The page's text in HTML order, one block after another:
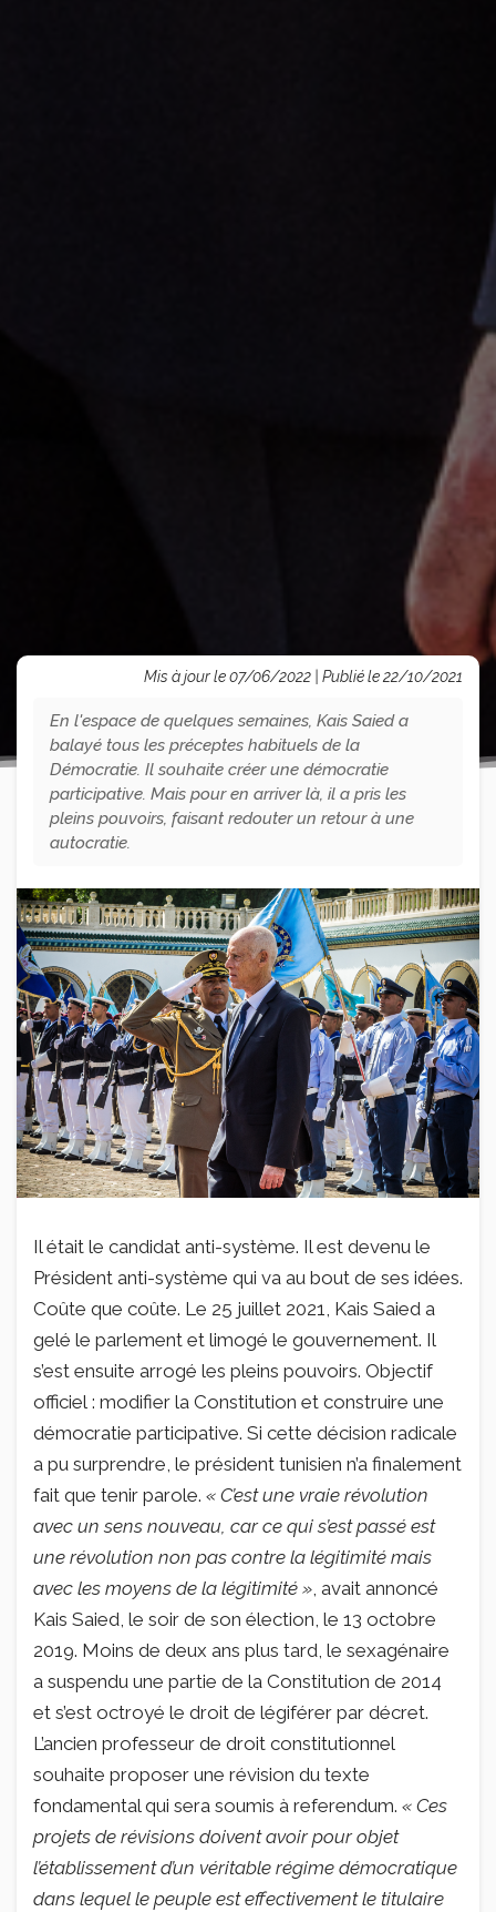
Mis à jour le 07/06/2022 | Publié le 22/10/2021
En l'espace de quelques semaines, Kais Saied a
balayé tous les préceptes habituels de la
Démocratie. Il souhaite créer une démocratie
participative. Mais pour en arriver là, il a pris les
pleins pouvoirs, faisant redouter un retour à une
autocratie.
Il était le candidat anti-système. Il est devenu le
Président anti-système qui va au bout de ses idées.
Coûte que coûte. Le 25 juillet 2021, Kais Saied a
gelé le parlement et limogé le gouvernement. Il
s’est ensuite arrogé les pleins pouvoirs. Objectif
officiel : modifier la Constitution et construire une
démocratie participative. Si cette décision radicale
a pu surprendre, le président tunisien n’a finalement
fait que tenir parole. « C’est une vraie révolution
avec un sens nouveau, car ce qui s’est passé est
une révolution non pas contre la légitimité mais
avec les moyens de la légitimité » , avait annoncé
Kais Saied, le soir de son élection, le 13 octobre
2019. Moins de deux ans plus tard, le sexagénaire
a suspendu une partie de la Constitution de 2014
et s’est octroyé le droit de légiférer par décret.
L’ancien professeur de droit constitutionnel
souhaite proposer une révision du texte
fondamental qui sera soumis à referendum. « Ces
projets de révisions doivent avoir pour objet
l’établissement d’un véritable régime démocratique
dans lequel le peuple est effectivement le titulaire